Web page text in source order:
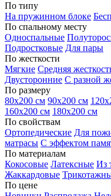
По типу
На пружинном блоке
По спальному месту
Односпальные
Подростковые Для пары
По жесткости
Мягкие Средняя
Двусторонние С разной
По размеру
80х200 см 90х200 см
160х200 см 180х200 см
По свойствам
Ортопедические Для
матрасы С эффектом
По материалам
Кокосовые Латексные Из
Жаккардовые
По цене